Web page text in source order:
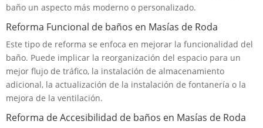
baño un aspecto más moderno o personalizado.
Reforma Funcional de baños en Masías de Roda
Este tipo de reforma se enfoca en mejorar la funcionalidad del
baño. Puede implicar la reorganización del espacio para un
mejor flujo de tráfico, la instalación de almacenamiento
adicional, la actualización de la instalación de fontanería o la
mejora de la ventilación.
Reforma de Accesibilidad de baños en Masías de Roda